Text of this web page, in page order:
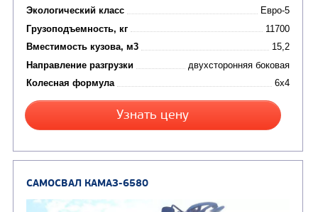
Молоковозы, водовозы
Автогудронаторы
Каналопромывочные
Комбинированные
Мусоровозы(24)
САМОСВАЛ КАМАЗ-45143